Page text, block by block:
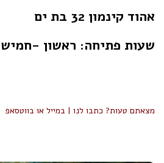
אהוד קינמון 32 בת ים
שעות פתיחה: ראשון -חמישי 9:00 –
מצאתם טעות? כתבו לנו | במייל או בווטסאפ